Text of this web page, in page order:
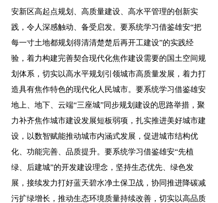
安新区高起点规划、高质量建设、高水平管理的创新实
践，令人深感触动、备受启发。要系统学习借鉴雄安“把
每一寸土地都规划得清清楚楚后再开工建设”的实践经
验，着力构建完善契合现代化焦作建设需要的国土空间规
划体系，切实以高水平规划引领城市高质量发展，着力打
造具有焦作特色的现代化人民城市。要系统学习借鉴雄安
地上、地下、云端“三座城”同步规划建设的思路举措，聚
力补齐焦作城市建设发展短板弱项，扎实推进美好城市建
设，以数智赋能推动城市内涵式发展，促进城市结构优
化、功能完善、品质提升。要系统学习借鉴雄安“先植
绿、后建城”的开发建设理念，坚持生态优先、绿色发
展，接续发力打好蓝天碧水净土保卫战，协同推进降碳减
污扩绿增长，推动生态环境质量持续改善，切实以高品质